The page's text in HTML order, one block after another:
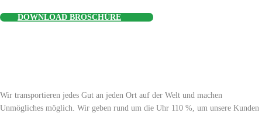
DOWNLOAD BROSCHÜRE
Wir transportieren jedes Gut an jeden Ort auf der Welt und machen
Unmögliches möglich. Wir geben rund um die Uhr 110 %, um unsere Kunden